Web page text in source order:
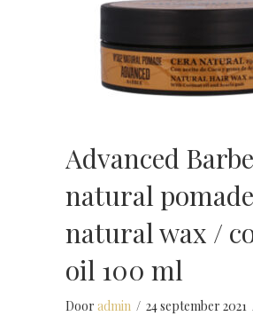
Advanced
natural pomade
natural wax /
oil 100 ml
Door admin / 24 september 2021